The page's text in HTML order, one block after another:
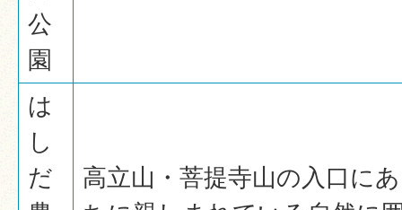
公
園
は
し
だ
高立山・菩提寺山の入口に